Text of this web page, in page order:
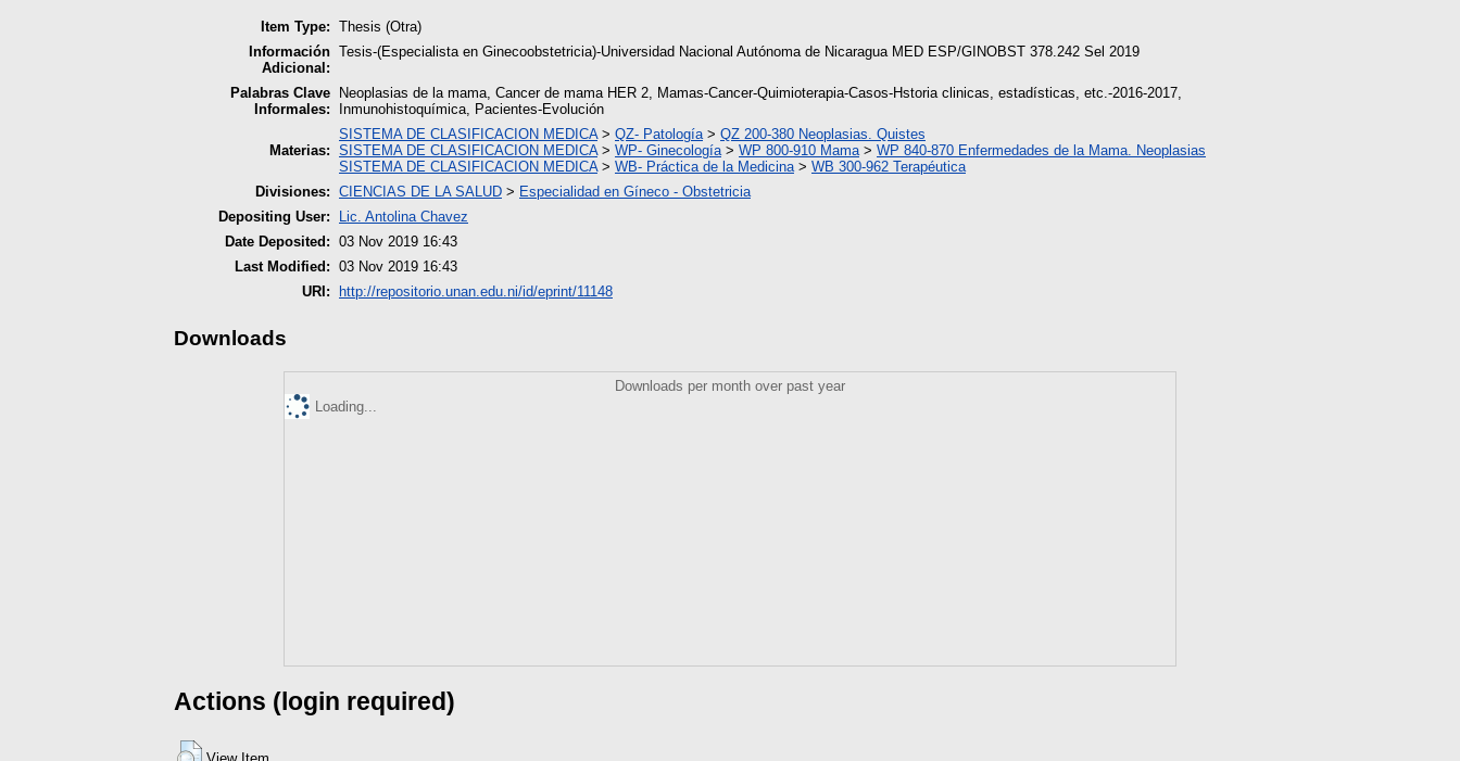
Item Type: Thesis (Otra)
Información
Adicional:
Tesis-(Especialista en Ginecoobstetricia)-Universidad Nacional Autónoma de Nicaragua MED ESP/GINOBST 378.242 Sel 2019
Palabras Clave
Informales:
Neoplasias de la mama, Cancer de mama HER 2, Mamas-Cancer-Quimioterapia-Casos-Hstoria clinicas, estadísticas, etc.-2016-2017,
Inmunohistoquímica, Pacientes-Evolución
Materias:
SISTEMA DE CLASIFICACION MEDICA> QZ- Patología > QZ 200-380 Neoplasias. Quistes
SISTEMA DE CLASIFICACION MEDICA> WP- Ginecología > WP 800-910 Mama > WP 840-870 Enfermedades de la Mama. Neoplasias
SISTEMA DE CLASIFICACION MEDICA> WB- Práctica de la Medicina > WB 300-962 Terapéutica
Divisiones: CIENCIAS DE LA SALUD > Especialidad en Gíneco - Obstetricia
Depositing User:
Lic. Antolina Chavez
Date Deposited: 03 Nov 2019 16:43
Last Modified: 03 Nov 2019 16:43
URI:
http://repositorio.unan.edu.ni/id/eprint/11148
Downloads
Downloads per month over past year
Loading...
Actions (login required)